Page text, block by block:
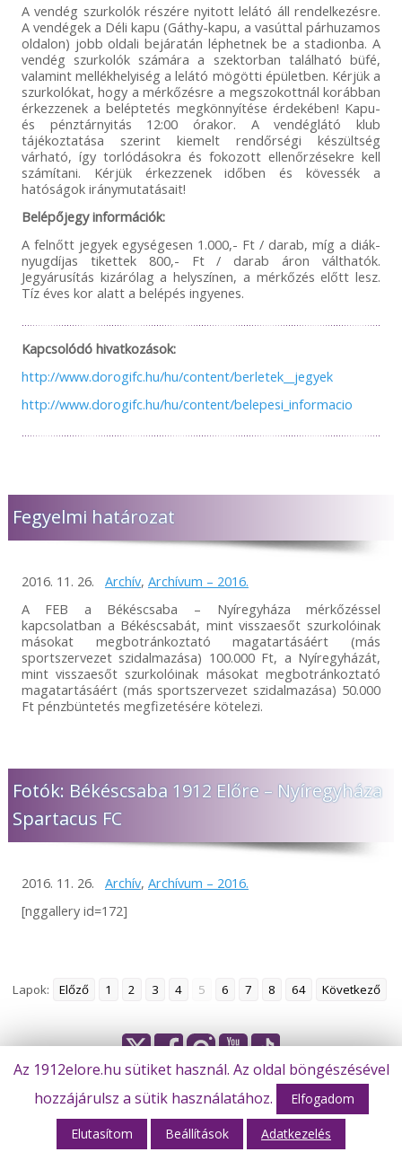
A vendég szurkolók részére nyitott lelátó áll rendelkezésre.
A vendégek a Déli kapu (Gáthy-kapu, a vasúttal párhuzamos
oldalon) jobb oldali bejáratán léphetnek be a stadionba. A
vendég szurkolók számára a szektorban található büfé,
valamint mellékhelyiség a lelátó mögötti épületben. Kérjük a
szurkolókat, hogy a mérkőzésre a megszokottnál korábban
érkezzenek a beléptetés megkönnyítése érdekében! Kapu-
és pénztárnyitás 12:00 órakor. A vendéglátó klub
tájékoztatása szerint kiemelt rendőrségi készültség
várható, így torlódásokra és fokozott ellenőrzésekre kell
számítani. Kérjük érkezzenek időben és kövessék a
hatóságok iránymutatásait!
Belépőjegy információk:
A felnőtt jegyek egységesen 1.000,- Ft / darab, míg a diák-
nyugdíjas tikettek 800,- Ft / darab áron válthatók.
Jegyárusítás kizárólag a helyszínen, a mérkőzés előtt lesz.
Tíz éves kor alatt a belépés ingyenes.
Kapcsolódó hivatkozások:
http://www.dorogifc.hu/hu/content/berletek__jegyek
http://www.dorogifc.hu/hu/content/belepesi_informacio
Fegyelmi határozat
2016. 11. 26. Archív, Archívum – 2016.
A FEB a Békéscsaba – Nyíregyháza mérkőzéssel
kapcsolatban a Békéscsabát, mint visszaesőt szurkolóinak
másokat megbotránkoztató magatartásáért (más
sportszervezet szidalmazása) 100.000 Ft, a Nyíregyházát,
mint visszaesőt szurkolóinak másokat megbotránkoztató
magatartásáért (más sportszervezet szidalmazása) 50.000
Ft pénzbüntetés megfizetésére kötelezi.
Fotók: Békéscsaba 1912 Előre – Nyíregyháza
Spartacus FC
2016. 11. 26. Archív, Archívum – 2016.
[nggallery id=172]
Lapok: Előző 1 2 3 4 5 6 7 8 64 Következő
© Békéscsaba 1912 Előre Futball Zrt.
Webhost: M-Design
Az 1912elore.hu sütiket használ. Az oldal böngészésével
hozzájárulsz a sütik használatához.
Elfogadom
Elutasítom Beállítások Adatkezelés